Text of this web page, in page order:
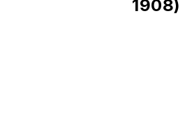
1908)